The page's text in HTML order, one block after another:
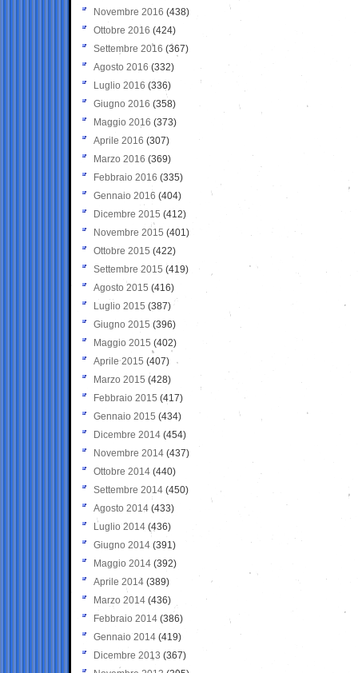
Novembre 2016 (438)
Ottobre 2016 (424)
Settembre 2016 (367)
Agosto 2016 (332)
Luglio 2016 (336)
Giugno 2016 (358)
Maggio 2016 (373)
Aprile 2016 (307)
Marzo 2016 (369)
Febbraio 2016 (335)
Gennaio 2016 (404)
Dicembre 2015 (412)
Novembre 2015 (401)
Ottobre 2015 (422)
Settembre 2015 (419)
Agosto 2015 (416)
Luglio 2015 (387)
Giugno 2015 (396)
Maggio 2015 (402)
Aprile 2015 (407)
Marzo 2015 (428)
Febbraio 2015 (417)
Gennaio 2015 (434)
Dicembre 2014 (454)
Novembre 2014 (437)
Ottobre 2014 (440)
Settembre 2014 (450)
Agosto 2014 (433)
Luglio 2014 (436)
Giugno 2014 (391)
Maggio 2014 (392)
Aprile 2014 (389)
Marzo 2014 (436)
Febbraio 2014 (386)
Gennaio 2014 (419)
Dicembre 2013 (367)